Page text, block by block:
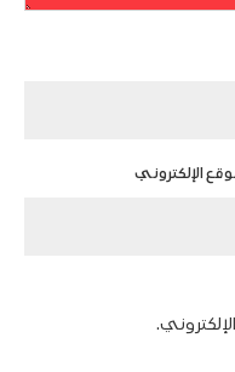
الإلكتروني